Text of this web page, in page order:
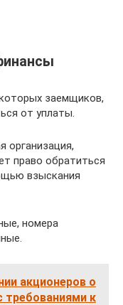
заемщиков,
от уплаты.
организация,
право обратиться
взыскания
номера
акционеров о
требованиями к